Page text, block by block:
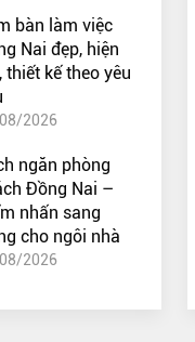
bàn làm việc
Nai đẹp, hiện
thiết kế theo yêu
2026
ngăn phòng
Đồng Nai –
nhấn sang
cho ngôi nhà
2026